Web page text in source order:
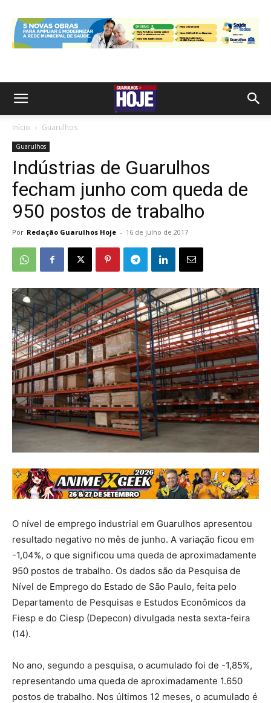
Início Guarulhos
Guarulhos
Indústrias de Guarulhos
fecham junho com queda de
950 postos de trabalho
Por Redação Guarulhos Hoje - 16 de julho de 2017
O nível de emprego industrial em Guarulhos apresentou
resultado negativo no mês de junho. A variação ficou em
-1,04%, o que significou uma queda de aproximadamente
950 postos de trabalho. Os dados são da Pesquisa de
Nível de Emprego do Estado de São Paulo, feita pelo
Departamento de Pesquisas e Estudos Econômicos da
Fiesp e do Ciesp (Depecon) divulgada nesta sexta-feira
(14).
No ano, segundo a pesquisa, o acumulado foi de -1,85%,
representando uma queda de aproximadamente 1.650
postos de trabalho. Nos últimos 12 meses, o acumulado é